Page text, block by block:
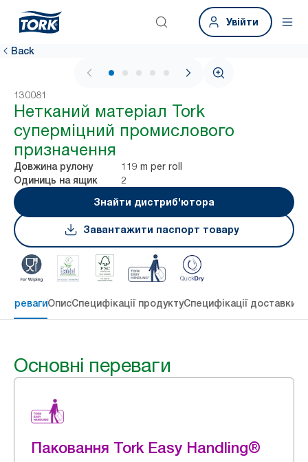
Увійти
Back
1 / 5
130081
Нетканий матеріал Tork
суперміцний промислового
призначення
Довжина рулону 119 m per roll
Одиниць на ящик
2
Знайти дистриб'ютора
Завантажити паспорт товару
перевагиОписСпецифікації продуктуСпецифікації доставки
Основні переваги
Паковання Tork Easy Handling®